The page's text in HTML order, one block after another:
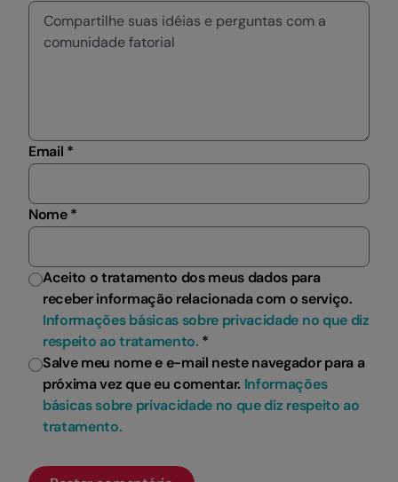
Email *
Nome *
Aceito o tratamento dos meus dados para
receber informação relacionada com o serviço.
Informações básicas sobre privacidade no que diz
respeito ao tratamento. *
Salve meu nome e e-mail neste navegador para a
próxima vez que eu comentar. Informações
básicas sobre privacidade no que diz respeito ao
tratamento.